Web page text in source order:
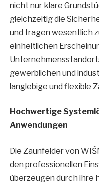
nicht nur klare
gleichzeitig die
und tragen wesentlich
einheitlichen
gewerblichen und
langlebige und flexible
Hochwertige
Anwendungen
Die Zaunfelder von
den professionellen
überzeugen durch ihre